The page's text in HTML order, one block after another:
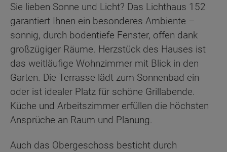
Sie lieben Sonne und Licht? Das Lichthaus 152
garantiert Ihnen ein besonderes Ambiente –
sonnig, durch bodentiefe Fenster, offen dank
großzügiger Räume. Herzstück des Hauses ist
das weitläufige Wohnzimmer mit Blick in den
Garten. Die Terrasse lädt zum Sonnenbad ein
oder ist idealer Platz für schöne Grillabende.
Küche und Arbeitszimmer erfüllen die höchsten
Ansprüche an Raum und Planung.
Auch das Obergeschoss besticht durch